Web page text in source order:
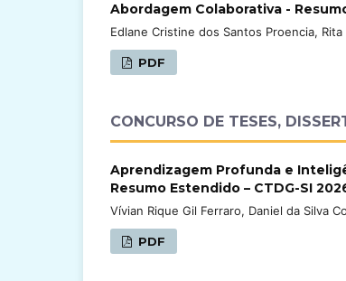
Abordagem Colaborativa -
Edlane Cristine dos Santos Proencia,
PDF
CONCURSO DE TESES,
Aprendizagem Profunda e
Resumo Estendido – CTDG-SI
Vívian Rique Gil Ferraro, Daniel da Silva
PDF